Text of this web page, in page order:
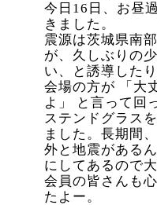
今日16日、お昼
きました。
震源は茨城県南
が、久しぶりの
い、と誘導した
会場の方が 「大
よ」 と言って回
ステンドグラス
ました。長期間
外と地震がある
にしてあるので
会員の皆さんも
たよー。